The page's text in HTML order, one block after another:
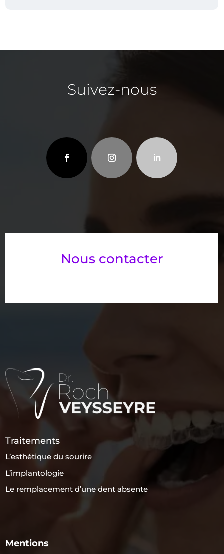
Suivez-nous
Nous contacter
Traitements
L’esthétique du sourire
L’implantologie
Le remplacement d’une dent absente
Mentions